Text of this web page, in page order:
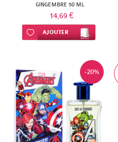
GINGEMBRE 50 ML
14,69 €
Ajouter à ma liste d’envie
AJOUTER
-20%